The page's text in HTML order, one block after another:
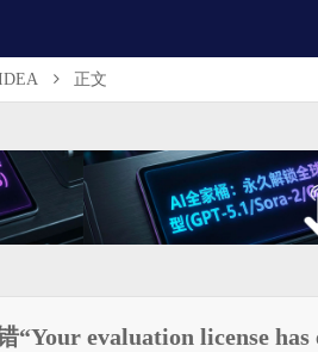
正文
“Your evaluation license